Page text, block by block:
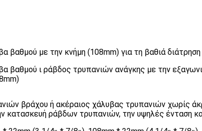
με την κνήμη (108mm) για τη βαθιά διάτρηση
βαθμού ι ράβδος τρυπανιών ανάγκης με την
βράχου ή ακέραιος χάλυβας τρυπανιών χωρίς
κατασκευή ράβδων τρυπανιών, την υψηλές ένταση